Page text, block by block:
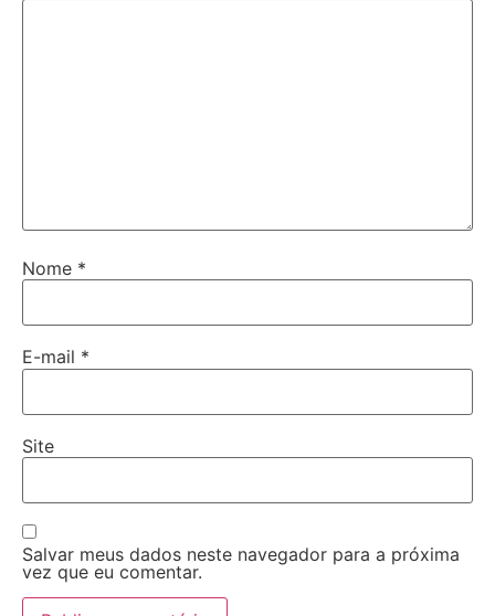
Nome *
E-mail *
Site
Salvar meus dados neste navegador para a próxima
vez que eu comentar.